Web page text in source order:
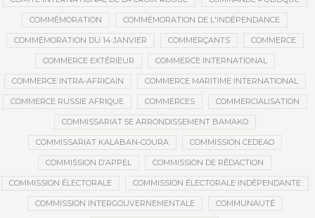
COMMÉMORATION COMMÉMORATION DE L'INDÉPENDANCE
COMMÉMORATION DU 14 JANVIER COMMERÇANTS COMMERCE
COMMERCE EXTÉRIEUR COMMERCE INTERNATIONAL
COMMERCE INTRA-AFRICAIN COMMERCE MARITIME INTERNATIONAL
COMMERCE RUSSIE AFRIQUE COMMERCES COMMERCIALISATION
COMMISSARIAT 5E ARRONDISSEMENT BAMAKO
COMMISSARIAT KALABAN-COURA COMMISSION CEDEAO
COMMISSION D’APPEL COMMISSION DE RÉDACTION
COMMISSION ÉLECTORALE COMMISSION ÉLECTORALE INDÉPENDANTE
COMMISSION INTERGOUVERNEMENTALE COMMUNAUTÉ